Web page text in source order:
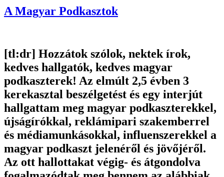
A Magyar Podkasztok
[tl:dr] Hozzátok szólok, nektek írok,
kedves hallgatók, kedves magyar
podkaszterek! Az elmúlt 2,5 évben 3
kerekasztal beszélgetést és egy interjút
hallgattam meg magyar podkaszterekkel,
újságírókkal, reklámipari szakemberrel
és médiamunkásokkal, influenszerekkel a
magyar podkaszt jelenéről és jövőjéről.
Az ott hallottakat végig- és átgondolva